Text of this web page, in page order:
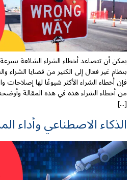
يمكن أن تتصاعد أخطاء الشراء الشائعة
بنظام غير فعال إلى الكثير من قضايا الشراء
فإن أخطاء الشراء الأكثر شيوعًا لها
من أخطاء الشراء هذه في هذه المقالة
[...]
الذكاء الاصطناعي وأداء